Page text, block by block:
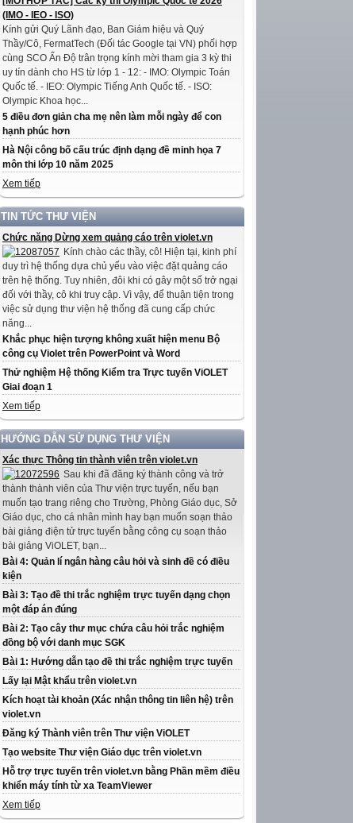
(IMO - IEO - ISO)
Kính gửi Quý Lãnh đạo, Ban Giám hiệu và Quý
Thầy/Cô, FermatTech (Đối tác Google tại VN) phối hợp
cùng SCO Ấn Độ trân trọng kính mời tham gia 3 kỳ thi
uy tín dành cho HS từ lớp 1 - 12: - IMO: Olympic Toán
Quốc tế. - IEO: Olympic Tiếng Anh Quốc tế. - ISO:
Olympic Khoa học...
5 điều đơn giản cha mẹ nên làm mỗi ngày để con
hạnh phúc hơn
Hà Nội công bố cấu trúc định dạng đề minh họa 7
môn thi lớp 10 năm 2025
Xem tiếp
TIN TỨC THƯ VIỆN
Chức năng Dừng xem quảng cáo trên violet.vn
Kính chào các thầy, cô! Hiện tại, kinh phí
duy trì hệ thống dựa chủ yếu vào việc đặt quảng cáo
trên hệ thống. Tuy nhiên, đôi khi có gây một số trở ngại
đối với thầy, cô khi truy cập. Vì vậy, để thuận tiện trong
việc sử dụng thư viện hệ thống đã cung cấp chức
năng...
Khắc phục hiện tượng không xuất hiện menu Bộ
công cụ Violet trên PowerPoint và Word
Thử nghiệm Hệ thống Kiểm tra Trực tuyến ViOLET
Giai đoạn 1
Xem tiếp
HƯỚNG DẪN SỬ DỤNG THƯ VIỆN
Xác thực Thông tin thành viên trên violet.vn
Sau khi đã đăng ký thành công và trở
thành thành viên của Thư viện trực tuyến, nếu bạn
muốn tạo trang riêng cho Trường, Phòng Giáo dục, Sở
Giáo dục, cho cá nhân mình hay bạn muốn soạn thảo
bài giảng điện tử trực tuyến bằng công cụ soạn thảo
bài giảng ViOLET, bạn...
Bài 4: Quản lí ngân hàng câu hỏi và sinh đề có điều
kiện
Bài 3: Tạo đề thi trắc nghiệm trực tuyến dạng chọn
một đáp án đúng
Bài 2: Tạo cây thư mục chứa câu hỏi trắc nghiệm
đồng bộ với danh mục SGK
Bài 1: Hướng dẫn tạo đề thi trắc nghiệm trực tuyến
Lấy lại Mật khẩu trên violet.vn
Kích hoạt tài khoản (Xác nhận thông tin liên hệ) trên
violet.vn
Đăng ký Thành viên trên Thư viện ViOLET
Tạo website Thư viện Giáo dục trên violet.vn
Hỗ trợ trực tuyến trên violet.vn bằng Phần mềm điều
khiển máy tính từ xa TeamViewer
Xem tiếp